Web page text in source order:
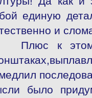
единую
и
к этому -
было